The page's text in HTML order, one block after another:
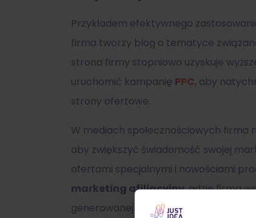
Przykładem efektywnego
firma tworzy blog o tematyce
strona firmy stopniowo uzyskuje
uruchomić kampanię PPC, aby
strony ofertowe.
W mediach społecznościowych firma
aby zwiększyć świadomość swojej
ofertami specjalnymi i nowościami
marketing afiliacyjny, gdzie firma
generowanej przez ich polecenia.